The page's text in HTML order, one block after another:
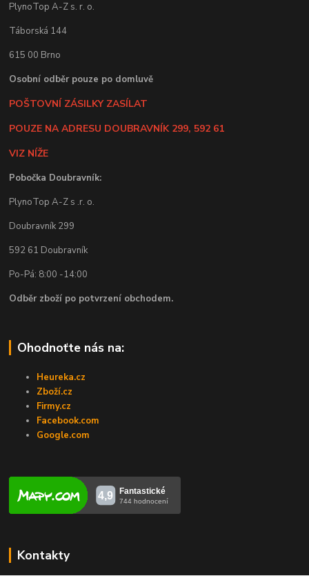
PlynoTop A-Z s. r. o.
Táborská 144
615 00 Brno
Osobní odběr pouze po domluvě
POŠTOVNÍ ZÁSILKY ZASÍLAT
POUZE NA ADRESU DOUBRAVNÍK 299, 592 61
VIZ NÍŽE
Pobočka Doubravník:
PlynoTop A-Z s .r. o.
Doubravník 299
592 61 Doubravník
Po-Pá: 8:00 -14:00
Odběr zboží po potvrzení obchodem.
Ohodnoťte nás na:
Heureka.cz
Zboží.cz
Firmy.cz
Facebook.com
Google.com
Kontakty